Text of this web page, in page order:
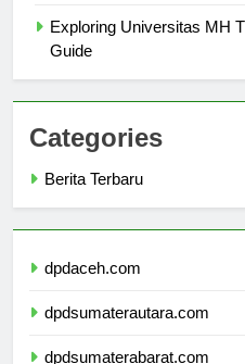
Exploring Universitas MH
Categories